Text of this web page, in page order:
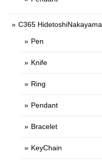
C365 HidetoshiNakayama
Pen
Knife
Ring
Pendant
Bracelet
KeyChain